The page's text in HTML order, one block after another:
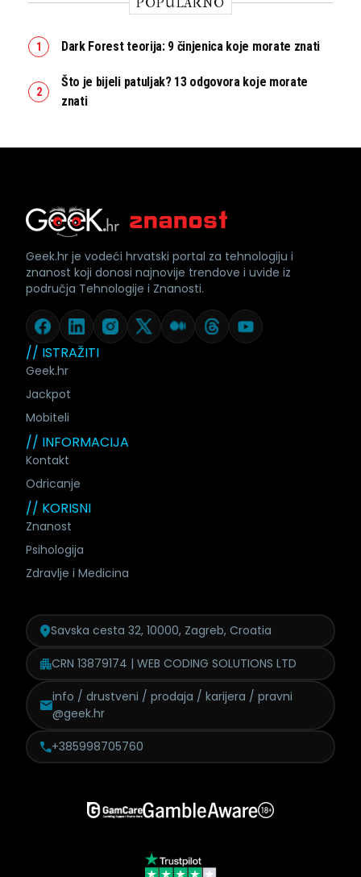
Dark Forest teorija: 9 činjenica koje morate znati
Što je bijeli patuljak? 13 odgovora koje morate
znati
// ISTRAŽITI
Geek.hr
Jackpot
Mobiteli
// INFORMACIJA
Kontakt
Odricanje
// KORISNI
Znanost
Psihologija
Zdravlje i Medicina
Geek.hr je vodeći hrvatski portal za tehnologiju i
znanost koji donosi najnovije trendove i uvide iz
područja Tehnologije i Znanosti.
Savska cesta 32, 10000, Zagreb, Croatia
CRN 13879174 | WEB CODING SOLUTIONS LTD
info / drustveni / prodaja / karijera / pravni
@geek.hr
+385998705760